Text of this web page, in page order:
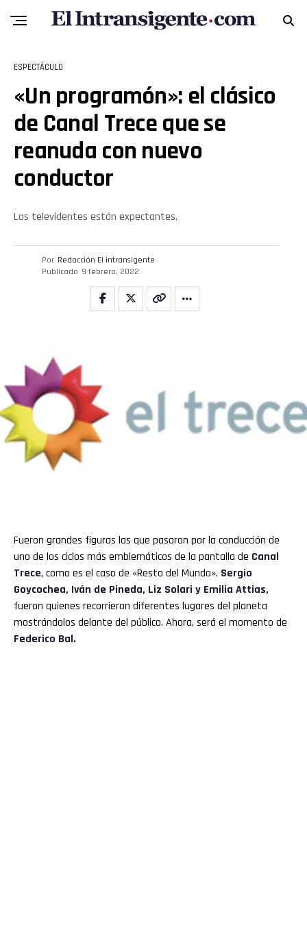
ESPECTÁCULO
«Un programón»: el clásico
de Canal Trece que se
reanuda con nuevo
conductor
Los televidentes están expectantes.
Por Redacción El intransigente
Publicado 9 febrero, 2022
Fueron grandes figuras las que pasaron por la conducción de
uno de los ciclos más emblemáticos de la pantalla de Canal
Trece, como es el caso de «Resto del Mundo». Sergio
Goycochea, Iván de Pineda, Liz Solari y Emilia Attias,
fueron quienes recorrieron diferentes lugares del planeta
mostrándolos delante del público. Ahora, será el momento de
Federico Bal.